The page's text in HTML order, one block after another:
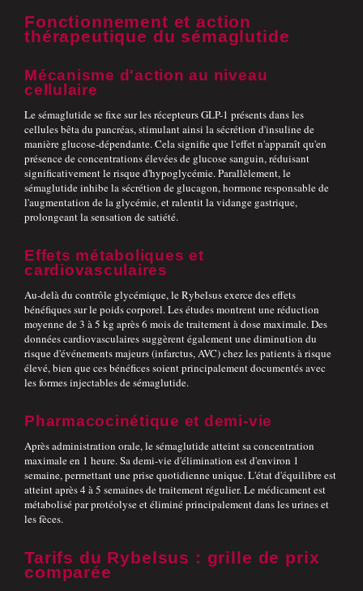
Fonctionnement et action
thérapeutique du sémaglutide
Mécanisme d'action au niveau
cellulaire
Le sémaglutide se fixe sur les récepteurs GLP-1 présents dans les
cellules bêta du pancréas, stimulant ainsi la sécrétion d'insuline de
manière glucose-dépendante. Cela signifie que l'effet n'apparaît qu'en
présence de concentrations élevées de glucose sanguin, réduisant
significativement le risque d'hypoglycémie. Parallèlement, le
sémaglutide inhibe la sécrétion de glucagon, hormone responsable de
l'augmentation de la glycémie, et ralentit la vidange gastrique,
prolongeant la sensation de satiété.
Effets métaboliques et
cardiovasculaires
Au-delà du contrôle glycémique, le Rybelsus exerce des effets
bénéfiques sur le poids corporel. Les études montrent une réduction
moyenne de 3 à 5 kg après 6 mois de traitement à dose maximale. Des
données cardiovasculaires suggèrent également une diminution du
risque d'événements majeurs (infarctus, AVC) chez les patients à risque
élevé, bien que ces bénéfices soient principalement documentés avec
les formes injectables de sémaglutide.
Pharmacocinétique et demi-vie
Après administration orale, le sémaglutide atteint sa concentration
maximale en 1 heure. Sa demi-vie d'élimination est d'environ 1
semaine, permettant une prise quotidienne unique. L'état d'équilibre est
atteint après 4 à 5 semaines de traitement régulier. Le médicament est
métabolisé par protéolyse et éliminé principalement dans les urines et
les fèces.
Tarifs du Rybelsus : grille de prix
comparée